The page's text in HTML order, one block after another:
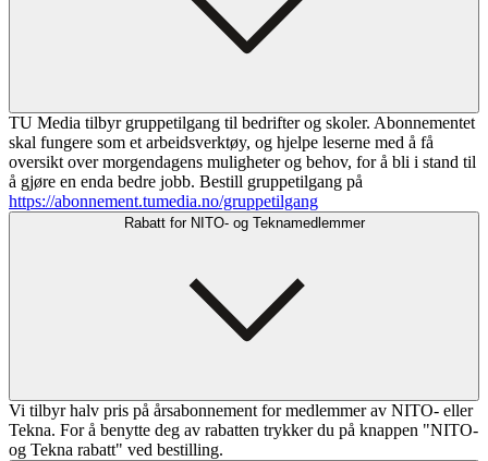
TU Media tilbyr gruppetilgang til bedrifter og skoler. Abonnementet
skal fungere som et arbeidsverktøy, og hjelpe leserne med å få
oversikt over morgendagens muligheter og behov, for å bli i stand til
å gjøre en enda bedre jobb. Bestill gruppetilgang på
https://abonnement.tumedia.no/gruppetilgang
Rabatt for NITO- og Teknamedlemmer
Vi tilbyr halv pris på årsabonnement for medlemmer av NITO- eller
Tekna. For å benytte deg av rabatten trykker du på knappen "NITO-
og Tekna rabatt" ved bestilling.